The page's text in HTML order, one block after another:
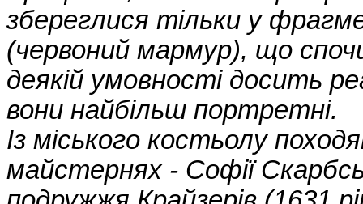
збереглися тільки у
(червоний мармур), що
деякій умовності досить
вони найбільш портретні.
Із міського костьолу
майстернях - Софії